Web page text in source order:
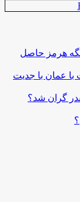
هرمز حاصل
با عمان با جدیت